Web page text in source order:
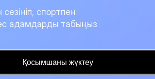
спортпен
адамдарды табыңыз
Қосымшаны жүктеу